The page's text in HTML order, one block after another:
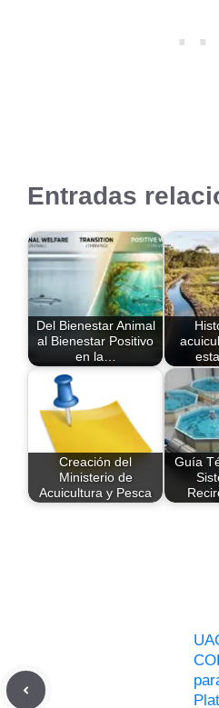
Entradas
Del Bienestar Animal
al Bienestar Positivo
en la…
Creación del
Ministerio de
Acuicultura y Pesca
Guía